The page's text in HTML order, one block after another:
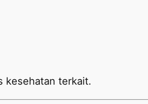
kesehatan terkait.